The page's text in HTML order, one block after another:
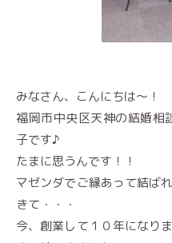
みなさん、こんにちは〜！
福岡市中央区天神の結婚
子です♪
たまに思うんです！！
マゼンダでご縁あって結ば
きて・・・
今、創業して１０年になり